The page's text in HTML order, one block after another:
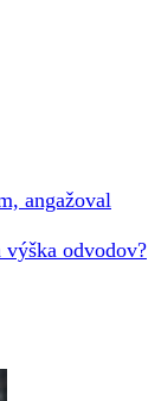
angažoval
odvodov?